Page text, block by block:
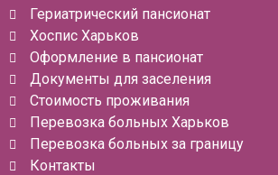
Гериатрический пансионат
Хоспис Харьков
Оформление в пансионат
Документы для заселения
Стоимость проживания
Перевозка больных Харьков
Перевозка больных за границу
Контакты